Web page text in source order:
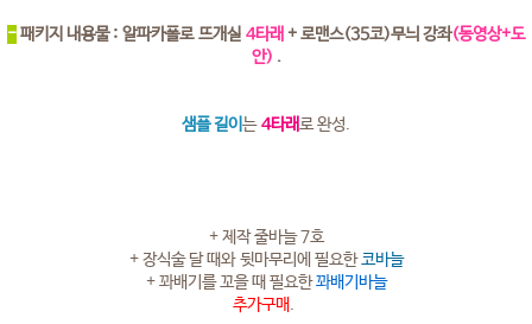
-패키지 내용물 : 알파카폴로 뜨개실 4타래 + 로맨스(35코)무늬 강좌(동영상+도
안) .
샘플 길이 는 4타래로 완성.
+ 제작 줄바늘 7호
+ 장식술 달 때와 뒷마무리에 필요한코바늘
+ 꽈배기를 꼬을 때 필요한꽈배기바늘
추가구매.